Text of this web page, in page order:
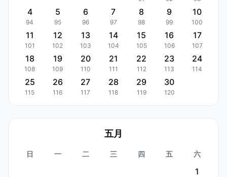
4
94
5
95
6
96
7
97
8
98
9
99
10
100
11
101
12
102
13
103
14
104
15
105
16
106
17
107
18
108
19
109
20
110
21
111
22
112
23
113
24
114
25
115
26
116
27
117
28
118
29
119
30
120
五月
日 一 二 三 四 五 六
1